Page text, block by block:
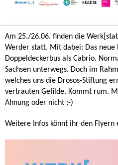
Am 25./26.06. finden die
Werder statt. Mit dabei: Das neue
Doppeldeckerbus als Cabrio.
Sachsen unterwegs. Doch im
welches uns die Drosos-Stiftung
vertrauten Gefilde. Kommt rum.
Ahnung oder nicht ;-)
Weitere Infos könnt ihr den Flyern